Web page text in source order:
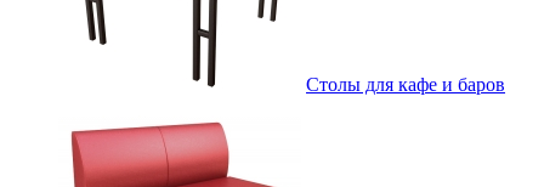
Столы для кафе и баров